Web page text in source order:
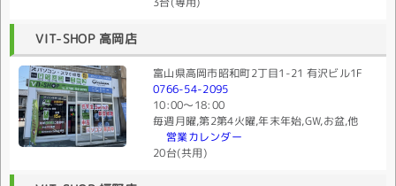
VIT-SHOP 高岡店
富山県高岡市昭和町2丁目1-21 有沢ビル1F
0766-54-2095
10:00〜18:00
毎週月曜,第2第4火曜,年末年始,GW,お盆,他
営業カレンダー
20台(共用)